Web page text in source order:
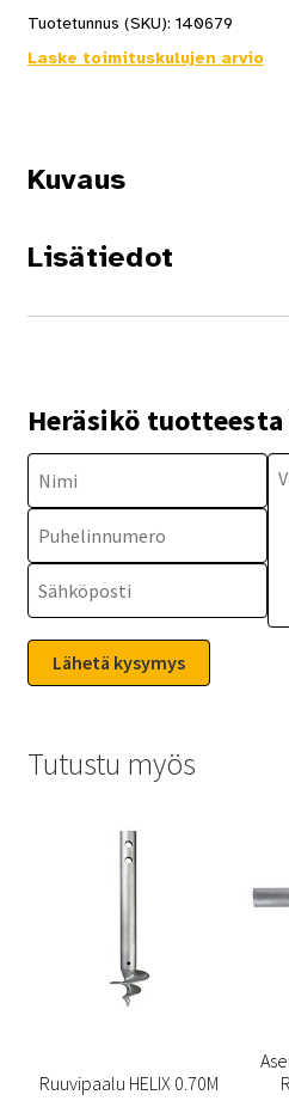
Tuotetunnus (SKU): 140679
Laske toimituskulujen arvio
Kuvaus
Lisätiedot
Heräsikö
Tutustu myös
Ruuvipaalu HELIX 0.70M